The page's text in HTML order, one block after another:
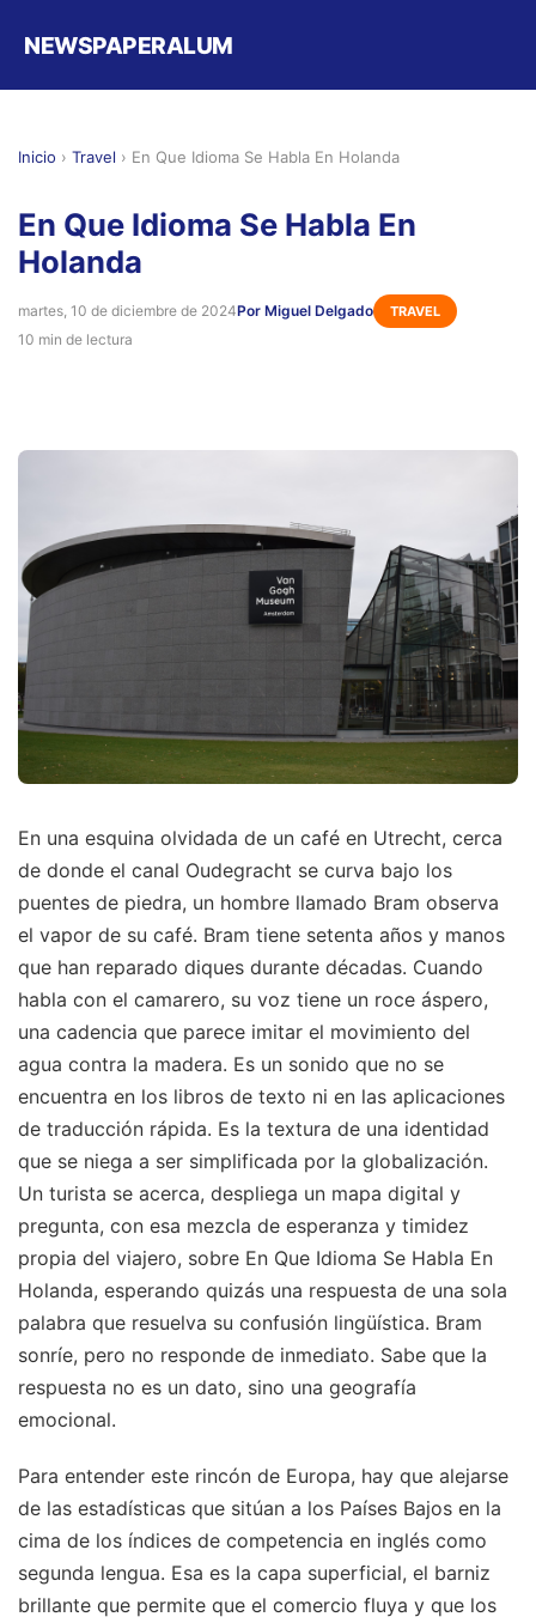
NEWSPAPERALUM
Inicio › Travel › En Que Idioma Se Habla En Holanda
En Que Idioma Se Habla En
Holanda
martes, 10 de diciembre de 2024Por Miguel Delgado TRAVEL
10 min de lectura
En una esquina olvidada de un café en Utrecht, cerca
de donde el canal Oudegracht se curva bajo los
puentes de piedra, un hombre llamado Bram observa
el vapor de su café. Bram tiene setenta años y manos
que han reparado diques durante décadas. Cuando
habla con el camarero, su voz tiene un roce áspero,
una cadencia que parece imitar el movimiento del
agua contra la madera. Es un sonido que no se
encuentra en los libros de texto ni en las aplicaciones
de traducción rápida. Es la textura de una identidad
que se niega a ser simplificada por la globalización.
Un turista se acerca, despliega un mapa digital y
pregunta, con esa mezcla de esperanza y timidez
propia del viajero, sobre En Que Idioma Se Habla En
Holanda, esperando quizás una respuesta de una sola
palabra que resuelva su confusión lingüística. Bram
sonríe, pero no responde de inmediato. Sabe que la
respuesta no es un dato, sino una geografía
emocional.
Para entender este rincón de Europa, hay que alejarse
de las estadísticas que sitúan a los Países Bajos en la
cima de los índices de competencia en inglés como
segunda lengua. Esa es la capa superficial, el barniz
brillante que permite que el comercio fluya y que los